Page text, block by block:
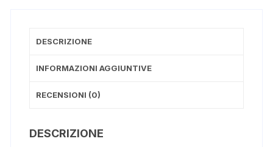
DESCRIZIONE
INFORMAZIONI AGGIUNTIVE
RECENSIONI (0)
DESCRIZIONE